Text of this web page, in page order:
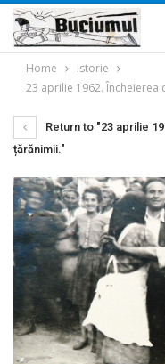
Home
Istorie
23 aprilie 1962. Încheierea
Return to "23 aprilie
țărănimii."